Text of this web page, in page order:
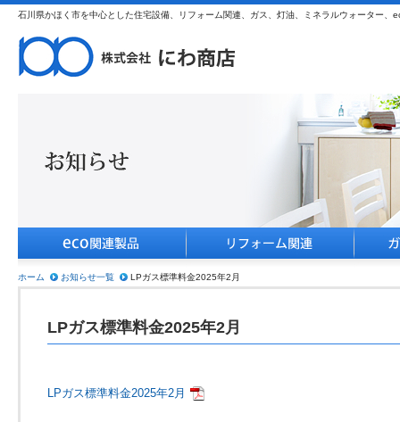
石川県かほく市を中心とした住宅設備、リフォーム関連、ガス、灯油、ミネラルウォーター、
ホーム お知らせ一覧 LPガス標準料金2025年2月
LPガス標準料金2025年2月
LPガス標準料金2025年2月